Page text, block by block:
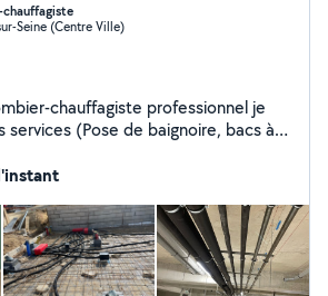
Seine (Centre Ville)
chauffagiste professionnel je
baignoire, bacs à
n'hésitez surtout pas à me